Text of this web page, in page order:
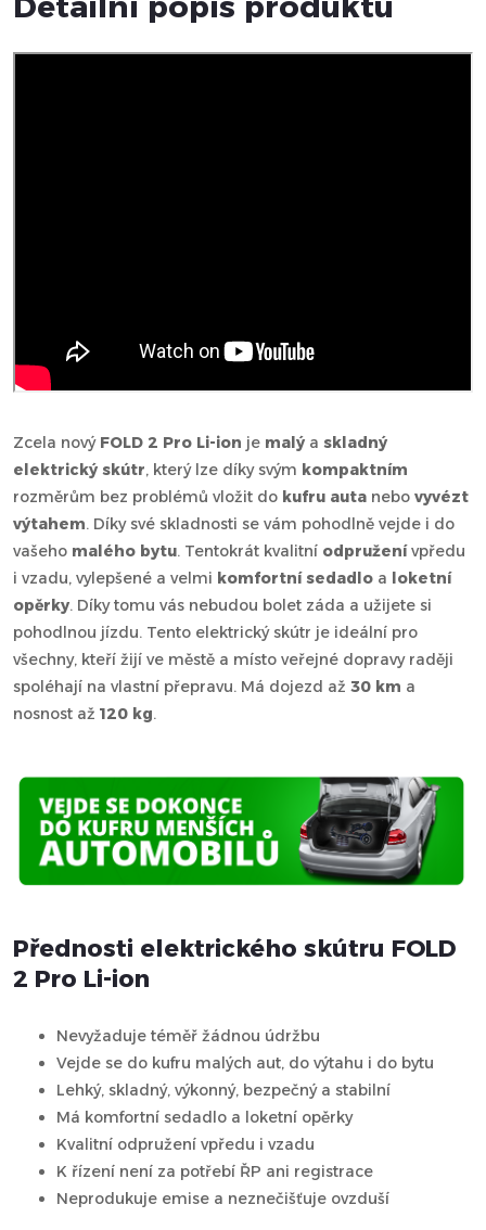
Zcela nový FOLD 2 Pro Li-ion je malý a skladný
elektrický skútr, který lze díky svým kompaktním
rozměrům bez problémů vložit do kufru auta nebo vyvézt
výtahem. Díky své skladnosti se vám pohodlně vejde i do
vašeho malého bytu. Tentokrát kvalitní odpruženívpředu
i vzadu, vylepšené a velmi komfortní sedadlo a loketní
opěrky. Díky tomu vás nebudou bolet záda a užijete si
pohodlnou jízdu. Tento elektrický skútr je ideální pro
všechny, kteří žijí ve městě a místo veřejné dopravy raději
spoléhají na vlastní přepravu. Má dojezd až 30 km a
nosnost až 120 kg.
Přednosti elektrického skútru FOLD
2 Pro Li-ion
Nevyžaduje téměř žádnou údržbu
Vejde se do kufru malých aut, do výtahu i do bytu
Lehký, skladný, výkonný, bezpečný a stabilní
Má komfortní sedadlo a loketní opěrky
Kvalitní odpružení vpředu i vzadu
K řízení není za potřebí ŘP ani registrace
Neprodukuje emise a neznečišťuje ovzduší